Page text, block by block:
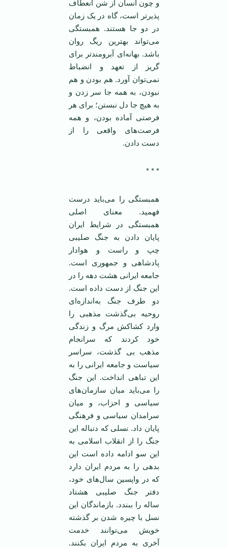
و چون انسان ‏از شن انعطاف
پذيرتر است، گاه در يک ‏زمان
در دو جا هستند. همبستگی
می‌تواند ‏بهترين ريگ روان
باشد. بهانه‌ای ‏آبرومندتر برای
گريز از تعهد و انضباط
نمی‌‏توان آورد. هم بودن و هم
نبودن، به همه جا ‏سر زدن و
به هيچ جا دل نبستن؛ برای هر
‏فرصتی آماده بودن، و همه
فرصت‌های واقعی ‏را از
دست دادن. ‏
* * *‎
‏همبستگی را می‌بايد درست
فهميد. ‏معنای اصلی
همبستگی در شرايط ايران
‏پايان دادن به جنگ صليبی
چپ و راست و ‏هوادار
پادشاهی و جمهوری است.
جامعه ‏ايرانی هشت دهه را در
اين جنگ از دست ‏داده است.
دو طرف جنگ به‌اندازه‌ای
‏روحيه بی‌گذشت مذهبی را
وارد کشاکش ‏مرگ و زندگی
خود کردند که سرانجام
‏مذهب بی گذشت، سراسر
سياست و جامعه ‏ايرانی را به
اين تباهی ‌انداخت. اين جنگ
‏را می‌بايد ميان سازمان‌های
سياسی و ‏احزاب، و ميان
سرامدان سياسی و فرهنگی
‏پايان داد. نسلی که دنباله اين
جنگ را از ‏انقلاب اسلامی ‌به
اين سو ادامه داده است اين
‏بدهی را به مردم ايران دارد
که در واپسين ‏سال‌های خود،
دفتر جنگ صليبی هشتاد
ساله ‏را ببندد. بازماندگان اين
نسل با چيره شدن ‏بر گذشته
خويش می‌توانند خدمت
آخری به ‏مردم ايران بکنند.